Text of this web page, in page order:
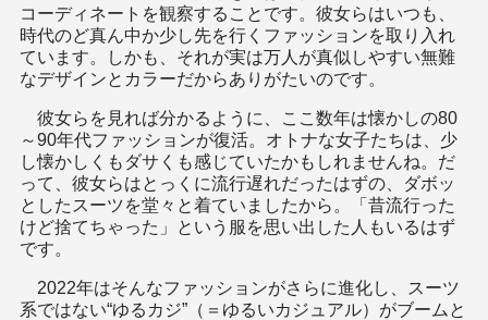
コーディネートを観察することです。彼女らはいつも、
時代のど真ん中か少し先を行くファッションを取り入れ
ています。しかも、それが実は万人が真似しやすい無難
なデザインとカラーだからありがたいのです。
彼女らを見れば分かるように、ここ数年は懐かしの80
～90年代ファッションが復活。オトナな女子たちは、少
し懐かしくもダサくも感じていたかもしれませんね。だ
って、彼女らはとっくに流行遅れだったはずの、ダボッ
としたスーツを堂々と着ていましたから。「昔流行った
けど捨てちゃった」という服を思い出した人もいるはず
です。
2022年はそんなファッションがさらに進化し、スーツ
系ではない“ゆるカジ”（＝ゆるいカジュアル）がブームと